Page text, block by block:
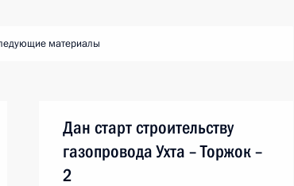
материалы
Дан старт строительству
газопровода Ухта – Торжок –
2